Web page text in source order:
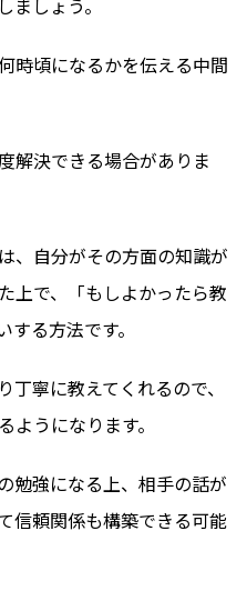
しょう。
時頃になるかを伝える中間
解決できる場合がありま
、自分がその方面の知識が
上で、「もしよかったら教
る方法です。
寧に教えてくれるので、
うになります。
勉強になる上、相手の話が
信頼関係も構築できる可能